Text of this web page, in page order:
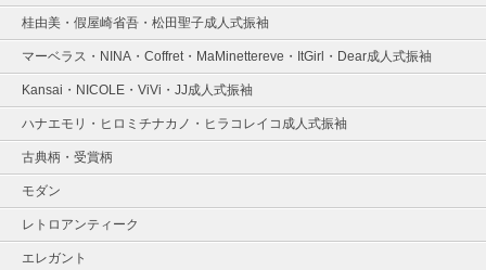
桂由美・假屋崎省吾・松田聖子成人式振袖
マーベラス・NINA・Coffret・MaMinettereve・ItGirl・Dear成人式振袖
Kansai・NICOLE・ViVi・JJ成人式振袖
ハナエモリ・ヒロミチナカノ・ヒラコレイコ成人式振袖
古典柄・受賞柄
モダン
レトロアンティーク
エレガント